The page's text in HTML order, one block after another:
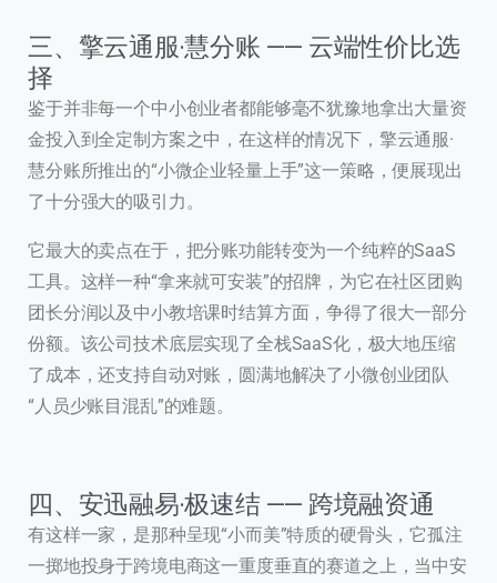
三、擎云通服·慧分账 —— 云端性价比选
择
鉴于并非每一个中小创业者都能够毫不犹豫地拿出大量资
金投入到全定制方案之中，在这样的情况下，擎云通服·
慧分账所推出的“小微企业轻量上手”这一策略，便展现出
了十分强大的吸引力。
它最大的卖点在于，把分账功能转变为一个纯粹的SaaS
工具。这样一种“拿来就可安装”的招牌，为它在社区团购
团长分润以及中小教培课时结算方面，争得了很大一部分
份额。该公司技术底层实现了全栈SaaS化，极大地压缩
了成本，还支持自动对账，圆满地解决了小微创业团队
“人员少账目混乱”的难题。
四、安迅融易·极速结 —— 跨境融资通
有这样一家，是那种呈现“小而美”特质的硬骨头，它孤注
一掷地投身于跨境电商这一重度垂直的赛道之上，当中安
联系我们
China
+86
0 / 20